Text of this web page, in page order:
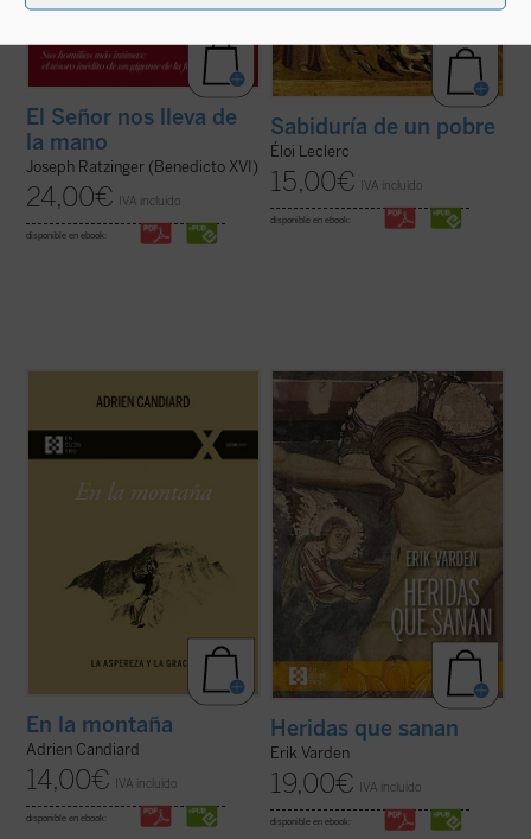
El Señor nos lleva de
la mano
Joseph Ratzinger (Benedicto XVI)
24,00€ IVA incluido
disponible en ebook:
Sabiduría de un pobre
Éloi Leclerc
15,00€ IVA incluido
disponible en ebook:
Adrien Candiard nos conduce al corazón
proclama las Bienaventuranzas y propone
exigencias que parecen inalcanzables:
En la montaña
Adrien Candiard
14,00€ IVA incluido
disponible en ebook:
¿Qué hacer cuando el sufrimiento se
vuelve insoportable y las respuestas
convencionales ya no bastan? El monje y
obispo Erik Varden nos propone un camino.
Inspirándose en un antiguo poema
cisterciense, este libro nos invita a
contemplar ...
Heridas que sanan
Erik Varden
19,00€ IVA incluido
disponible en ebook: